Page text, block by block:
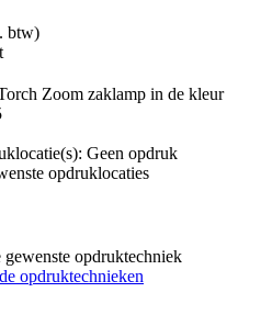
btw)
Geen opdruk
opdruklocaties
gewenste opdruktechniek
opdruktechnieken